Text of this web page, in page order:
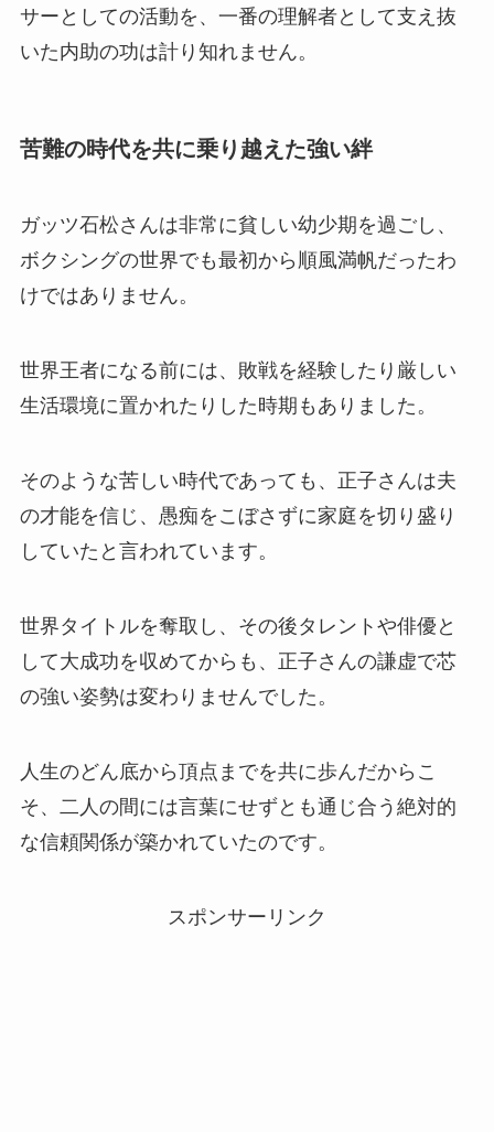
サーとしての活動を、一番の理解者として支え抜
いた内助の功は計り知れません。
苦難の時代を共に乗り越えた強い絆
ガッツ石松さんは非常に貧しい幼少期を過ごし、
ボクシングの世界でも最初から順風満帆だったわ
けではありません。
世界王者になる前には、敗戦を経験したり厳しい
生活環境に置かれたりした時期もありました。
そのような苦しい時代であっても、正子さんは夫
の才能を信じ、愚痴をこぼさずに家庭を切り盛り
していたと言われています。
世界タイトルを奪取し、その後タレントや俳優と
して大成功を収めてからも、正子さんの謙虚で芯
の強い姿勢は変わりませんでした。
人生のどん底から頂点までを共に歩んだからこ
そ、二人の間には言葉にせずとも通じ合う絶対的
な信頼関係が築かれていたのです。
スポンサーリンク